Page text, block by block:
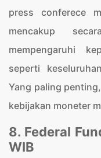
press conferece
mencakup
mempengaruhi
seperti
Yang paling
kebijakan moneter
8. Federal
WIB